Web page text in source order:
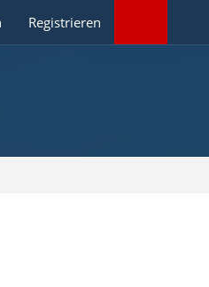
Registrieren